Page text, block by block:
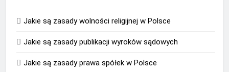
Jakie są zasady wolności religijnej w Polsce
Jakie są zasady publikacji wyroków sądowych
Jakie są zasady prawa spółek w Polsce